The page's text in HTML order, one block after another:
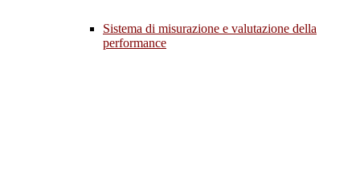
Sistema di misurazione e valutazione della
performance